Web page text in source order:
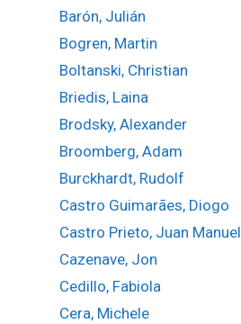
Barón, Julián
Bogren, Martin
Boltanski, Christian
Briedis, Laina
Brodsky, Alexander
Broomberg, Adam
Burckhardt, Rudolf
Castro Guimarães, Diogo
Castro Prieto, Juan Manuel
Cazenave, Jon
Cedillo, Fabiola
Cera, Michele